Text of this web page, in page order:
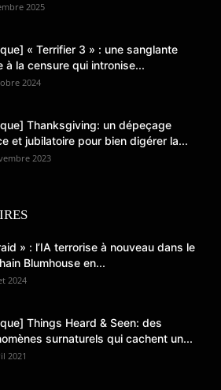
2025
« Terrifier 3 » : une sanglante
à la censure qui intronise...
2024
Thanksgiving: un dépeçage
et jubilatoire pour bien digérer la...
2023
» : l’IA terrorise à nouveau dans le
Blumhouse en...
2024
Things Heard & Seen: des
surnaturels qui cachent un...
2021